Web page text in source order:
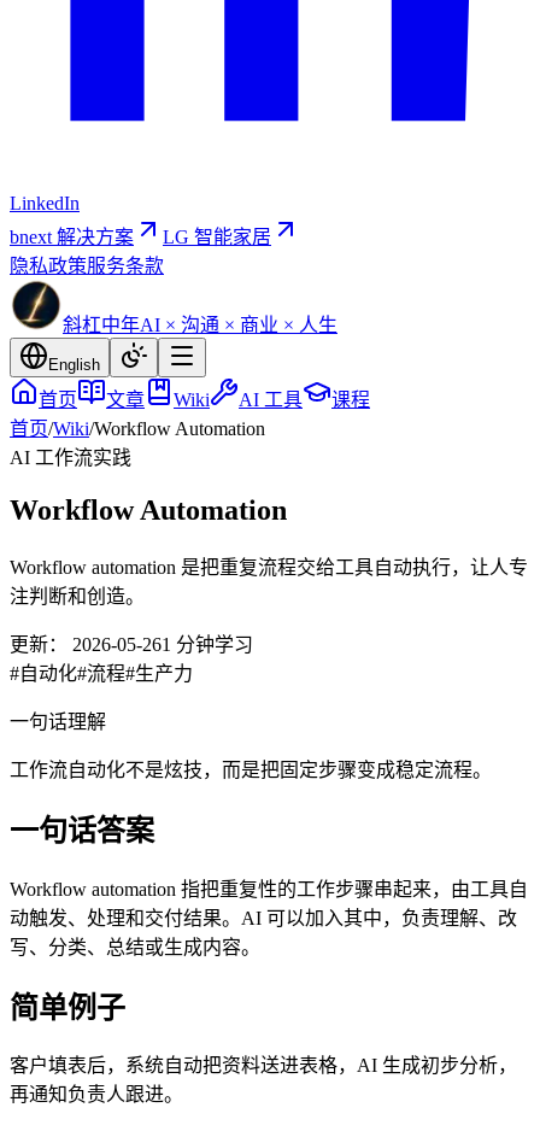
LinkedIn
bnext 解决方案
LG 智能家居
隐私政策服务条款
斜杠中年AI × 沟通 × 商业 × 人生
English
首页 文章 Wiki AI 工具
课程
首页/Wiki/Workflow Automation
AI 工作流实践
Workflow Automation
Workflow automation 是把重复流程交给工具自动执行，让人专
注判断和创造。
更新： 2026-05-261 分钟学习
#自动化#流程#生产力
一句话理解
工作流自动化不是炫技，而是把固定步骤变成稳定流程。
一句话答案
Workflow automation 指把重复性的工作步骤串起来，由工具自
动触发、处理和交付结果。AI 可以加入其中，负责理解、改
写、分类、总结或生成内容。
简单例子
客户填表后，系统自动把资料送进表格，AI 生成初步分析，
再通知负责人跟进。